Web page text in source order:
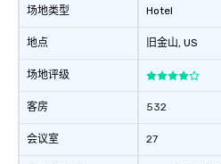
场地类型
地点
场地评级
客房
会议室
Hotel
旧金山, US
532
27